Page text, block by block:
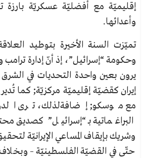
إقليميّة مع أفضليّة عسكريّة
وأعدائها.
تميّزت السنة الأخيرة بتوطيد
وحكومة “إسرائيل”، إذ أنّ إدارة ترامب
يرون بعين واحدة التحديات في
إيران كقضيّة إقليميّة مركزيّة; كما
مع موسكو; إضافةلذلك، ترى
البراغماتية بـ “إسرائيل” كصديق
وشريك بإيقاف المساعي الإيرانيّة
حتّى في القضيّة الفلسطينيّة – وبخلاف